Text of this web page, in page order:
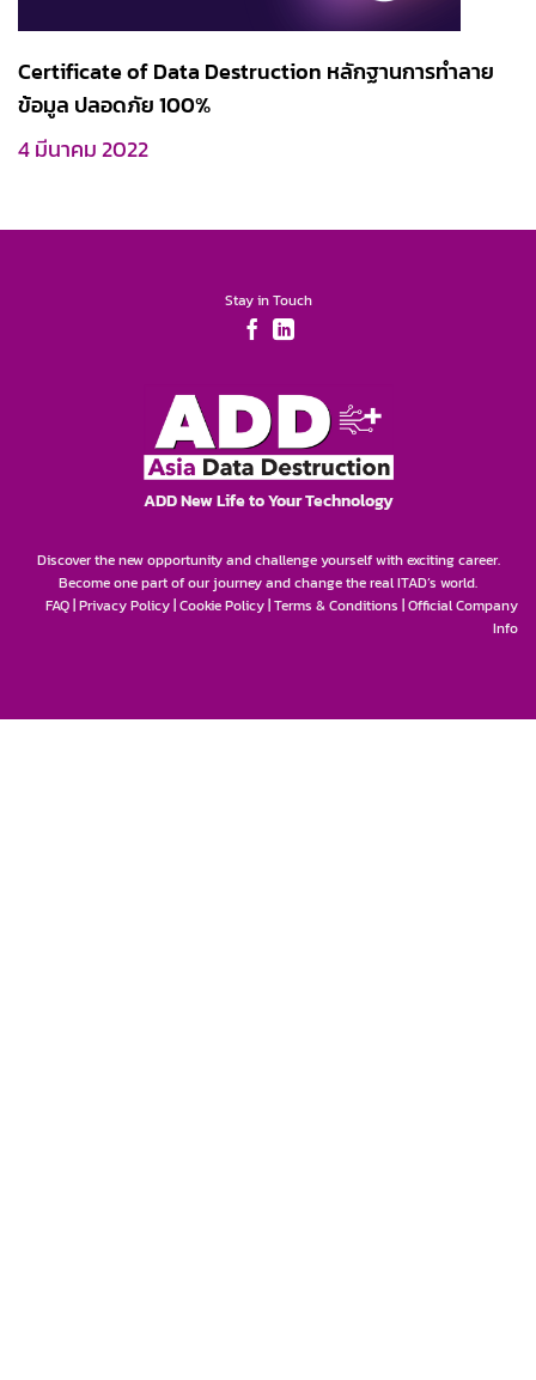
Certificate of Data Destruction หลักฐานการทำลาย
ข้อมูล ปลอดภัย 100%
4 มีนาคม 2022
Stay in Touch
ADD New Life to Your Technology
Discover the new opportunity and challenge yourself with exciting career.
Become one part of our journey and change the real ITAD’s world.
FAQ|Privacy Policy|Cookie Policy|Terms & Conditions |Official Company
Info